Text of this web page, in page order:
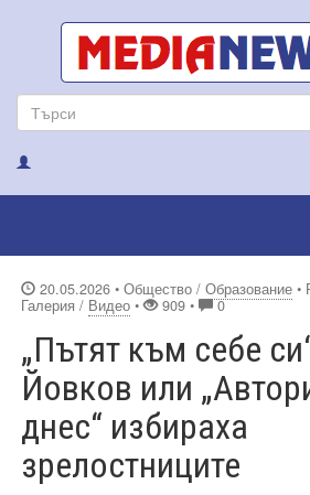
20.05.2026 • Общество / Образование •
Галерия / Видео • 909 • 0
„Пътят към себе
Йовков или
днес“ избираха
зрелостниците